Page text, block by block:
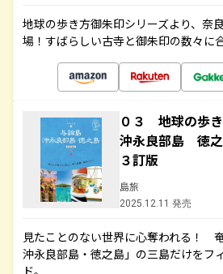
地球の歩き方御朱印シリーズより、奈
場！すばらしい古寺と御朱印の数々に
０３ 地球の歩
沖永良部島 徳
３訂版
島旅
2025.12.11 発売
見たことのない世界に心奪われる！
沖永良部島・徳之島」の三島だけをフ
ド。